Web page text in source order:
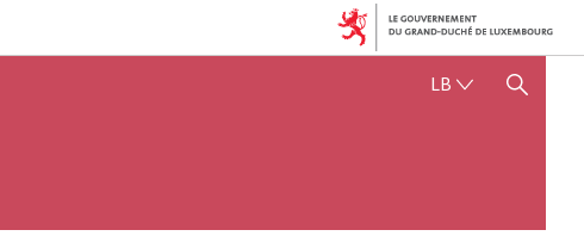
LB SHOW HIDE SEARCH